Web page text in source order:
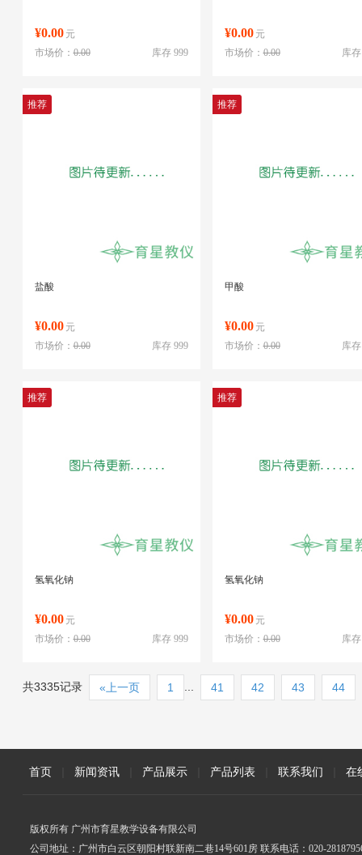
¥0.00 元
库存 999
市场价：0.00
¥0.00 元
库
市场价：0.00
推荐
盐酸
¥0.00 元
库存 999
市场价：0.00
推荐
甲酸
¥0.00 元
库
市场价：0.00
推荐
氢氧化钠
¥0.00 元
库存 999
市场价：0.00
推荐
氢氧化钠
¥0.00 元
库
市场价：0.00
共3335记录 «上一页 1 41 42 43 44
首页 新闻资讯 产品展示 产品列表 联系我们 在
版权所有 广州市育星教学设备有限公司
公司地址：广州市白云区朝阳村联新南二巷14号601房 联系电话：020-